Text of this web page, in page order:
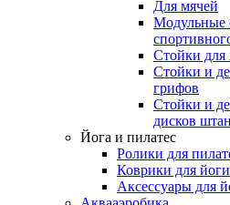
Для мячей
Модульные
Стойки для
Стойки и
грифов
Стойки и
дисков
Йога и пилатес
Ролики для
Коврики для
Аксессуары для